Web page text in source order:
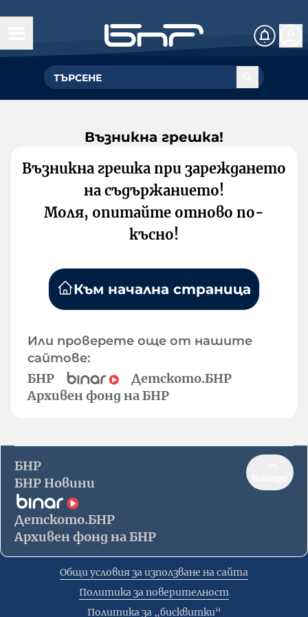
Възникна грешка!
Възникна грешка при зареждането
на съдържанието!
Моля, опитайте отново по-
късно!
Към начална страница
Или проверете още от нашите
сайтове:
БНР
Детското.БНР
Архивен фонд на БНР
БНР
БНР Новини
Детското.БНР
Архивен фонд на БНР
Общи условия за използване на сайта
Политика за поверителност
Политика за „бисквитки“